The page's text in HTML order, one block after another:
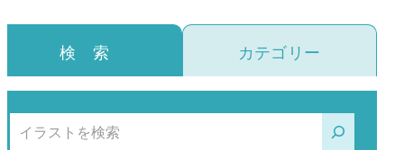
検 索 カテゴリー
検索